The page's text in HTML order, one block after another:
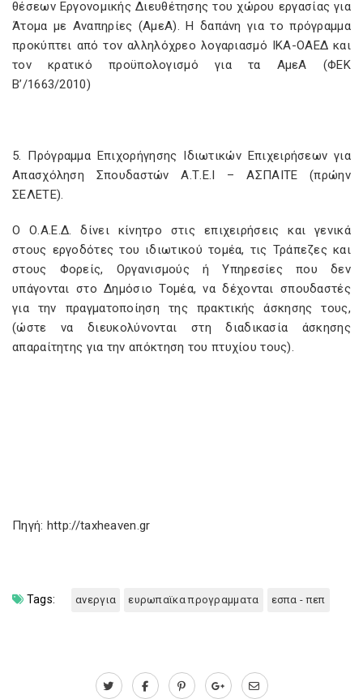
θέσεων Εργονομικής Διευθέτησης του χώρου εργασίας για
Άτομα με Αναπηρίες (ΑμεΑ). Η δαπάνη για το πρόγραμμα
προκύπτει από τον αλληλόχρεο λογαριασμό ΙΚΑ-ΟΑΕΔ και
τον κρατικό προϋπολογισμό για τα ΑμεΑ (ΦΕΚ
Β’/1663/2010)
5. Πρόγραμμα Επιχορήγησης Ιδιωτικών Επιχειρήσεων για
Απασχόληση Σπουδαστών Α.Τ.Ε.Ι – ΑΣΠΑΙΤΕ (πρώην
ΣΕΛΕΤΕ).
Ο Ο.Α.Ε.Δ. δίνει κίνητρο στις επιχειρήσεις και γενικά
στους εργοδότες του ιδιωτικού τομέα, τις Τράπεζες και
στους Φορείς, Οργανισμούς ή Υπηρεσίες που δεν
υπάγονται στο Δημόσιο Τομέα, να δέχονται σπουδαστές
για την πραγματοποίηση της πρακτικής άσκησης τους,
(ώστε να διευκολύνονται στη διαδικασία άσκησης
απαραίτητης για την απόκτηση του πτυχίου τους).
Πηγή: http://taxheaven.gr
Tags: ανεργια ευρωπαϊκα προγραμματα εσπα - πεπ